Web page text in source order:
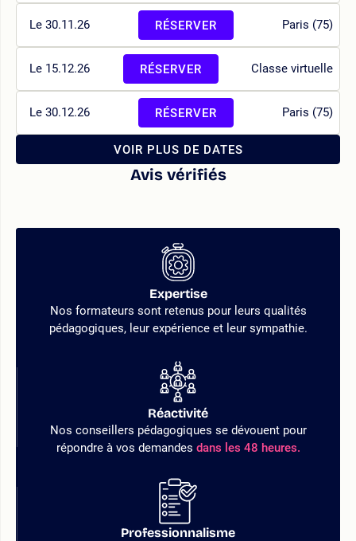
Le 30.11.26 Paris (75)
RÉSERVER
Le 15.12.26 Classe virtuelle
RÉSERVER
Le 30.12.26 Paris (75)
RÉSERVER
VOIR PLUS DE DATES
Avis vérifiés
Expertise
Nos formateurs sont retenus pour leurs qualités
pédagogiques, leur expérience et leur sympathie.
Réactivité
Nos conseillers pédagogiques se dévouent pour
répondre à vos demandes dans les 48 heures.
Professionnalisme